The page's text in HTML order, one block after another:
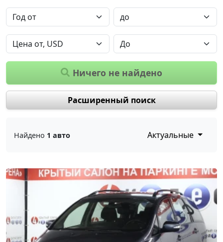
Ничего не найдено
Расширенный поиск
Найдено 1 авто Актуальные